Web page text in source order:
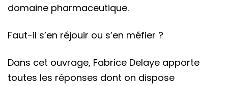
domaine pharmaceutique.
Faut-il s’en réjouir ou s’en méfier ?
Dans cet ouvrage, Fabrice Delaye apporte
toutes les réponses dont on dispose